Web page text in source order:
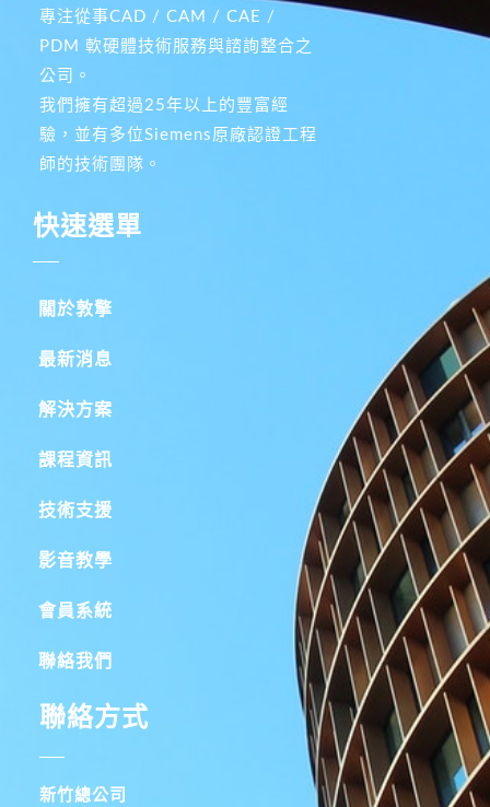
專注從事CAD / CAM / CAE /
PDM 軟硬體技術服務與諮詢整合之
公司。
我們擁有超過25年以上的豐富經
驗，並有多位Siemens原廠認證工程
師的技術團隊。
快速選單
關於敦擎
最新消息
解決方案
課程資訊
技術支援
影音教學
會員系統
聯絡我們
聯絡方式
新竹總公司